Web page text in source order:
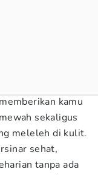
kamu
sekaligus
meleleh di kulit.
sehat,
tanpa ada